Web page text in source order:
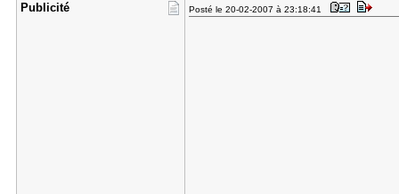
Publicité Posté le 20-02-2007 à 23:18:41